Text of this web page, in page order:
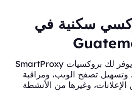
سكنية في
SmartProxy يوفر لك بروكسيات Guatemala مستقرة
تصفح الويب، ومراقبة